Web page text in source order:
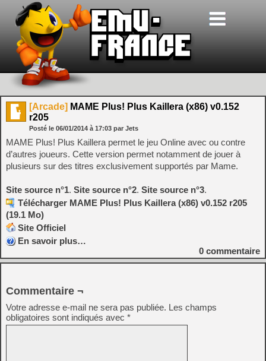
[Arcade] MAME Plus! Plus Kaillera (x86) v0.152
r205
Posté le 06/01/2014 à 17:03 par Jets
MAME Plus! Plus Kaillera permet le jeu Online avec ou contre
d’autres joueurs. Cette version permet notamment de jouer à
plusieurs sur des titres exclusivement supportés par Mame.
Site source n°1. Site source n°2. Site source n°3.
Télécharger MAME Plus! Plus Kaillera (x86) v0.152 r205
(19.1 Mo)
Site Officiel
En savoir plus…
0 commentaire
Commentaire ¬
Votre adresse e-mail ne sera pas publiée. Les champs
obligatoires sont indiqués avec *